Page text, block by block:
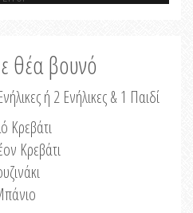
θέα βουνό
ή 2 Ενήλικες & 1 Παιδί
Κρεβάτι
Κρεβάτι